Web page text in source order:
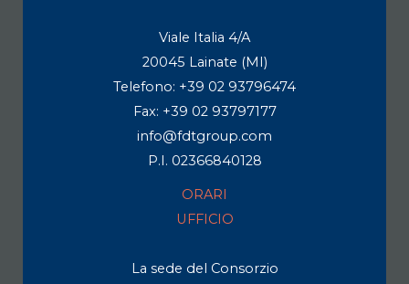
Viale Italia 4/A
20045 Lainate (MI)
Telefono: +39 02 93796474
Fax: +39 02 93797177
info@fdtgroup.com
P.I. 02366840128
ORARI
UFFICIO
La sede del Consorzio